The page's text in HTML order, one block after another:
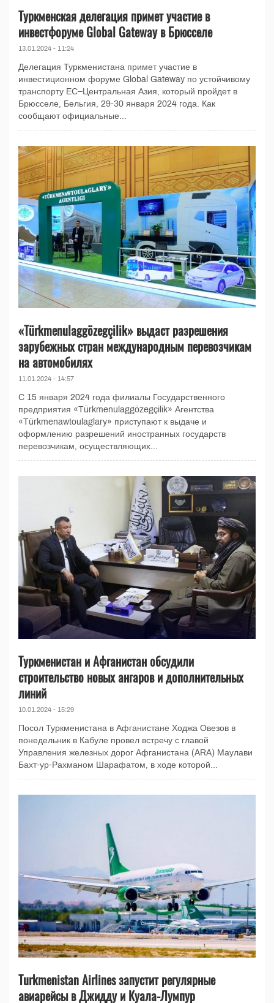
Туркменская делегация примет участие в
инвестфоруме Global Gateway в Брюсселе
13.01.2024 - 11:24
Делегация Туркменистана примет участие в
инвестиционном форуме Global Gateway по устойчивому
транспорту ЕС–Центральная Азия, который пройдет в
Брюсселе, Бельгия, 29-30 января 2024 года. Как
сообщают официальные...
«Türkmenulaggözegçilik» выдаст разрешения
зарубежных стран международным перевозчикам
на автомобилях
11.01.2024 - 14:57
С 15 января 2024 года филиалы Государственного
предприятия «Türkmenulaggözegçilik» Агентства
«Türkmenawtoulaglary» приступают к выдаче и
оформлению разрешений иностранных государств
перевозчикам, осуществляющих...
Туркменистан и Афганистан обсудили
строительство новых ангаров и дополнительных
линий
10.01.2024 - 15:29
Посол Туркменистана в Афганистане Ходжа Овезов в
понедельник в Кабуле провел встречу с главой
Управления железных дорог Афганистана (ARA) Маулави
Бахт-ур-Рахманом Шарафатом, в ходе которой...
Turkmenistan Airlines запустит регулярные
авиарейсы в Джидду и Куала-Лумпур